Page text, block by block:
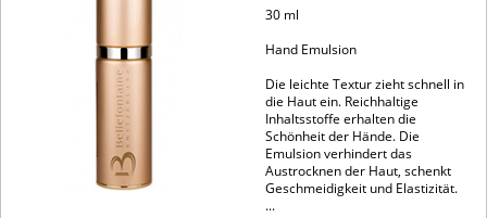
30 ml
Hand Emulsion
Die leichte Textur zieht schnell in
die Haut ein. Reichhaltige
Inhaltsstoffe erhalten die
Schönheit der Hände. Die
Emulsion verhindert das
Austrocknen der Haut, schenkt
Geschmeidigkeit und Elastizität.
...